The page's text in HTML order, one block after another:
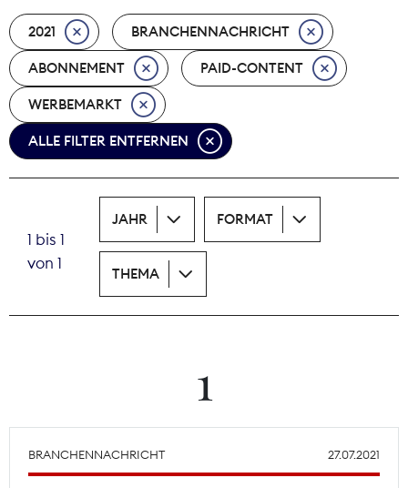
Nachhaltigkeit
Nachwuchs
Nova Award
Print
Wächterpreis
2021 BRANCHENNACHRICHT
ABONNEMENT PAID-CONTENT
WERBEMARKT
ALLE FILTER ENTFERNEN
1 bis 1
von 1
JAHR FORMAT
THEMA
1
BRANCHENNACHRICHT 27.07.2021